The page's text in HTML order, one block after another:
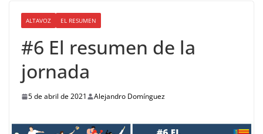
ALTAVOZ EL RESUMEN
#6 El resumen de la
jornada
5 de abril de 2021 Alejandro Domínguez